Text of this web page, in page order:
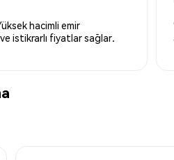
hacimli emir
istikrarlı fiyatlar sağlar.